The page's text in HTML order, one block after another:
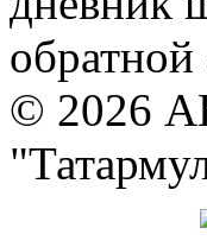
© 2026